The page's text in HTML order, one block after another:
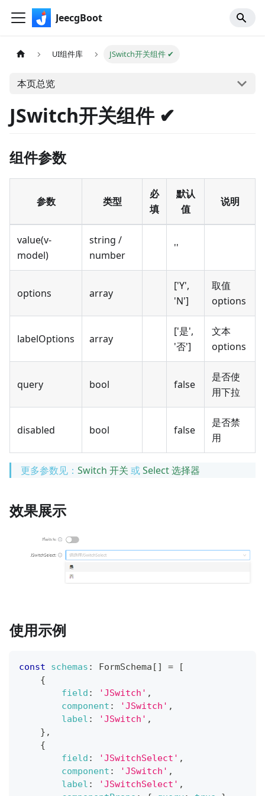
JeecgBoot
UI组件库 JSwitch开关组件 ✔
本页总览
JSwitch开关组件 ✔
组件参数
参数 类型
必
填
默认
值
说明
value(v-
model)
string /
number
''
options array
['Y',
'N']
取值
options
labelOptions array
['是',
'否']
文本
options
query bool false
是否使
用下拉
disabled bool false
是否禁
用
更多参数见： Switch 开关 或Select 选择器
效果展示
使用示例
const schemas : FormSchema [ ] =
[
{
field : 'JSwitch' ,
component : 'JSwitch' ,
label : 'JSwitch' ,
} ,
{
field : 'JSwitchSelect' ,
component : 'JSwitch' ,
label : 'JSwitchSelect' ,